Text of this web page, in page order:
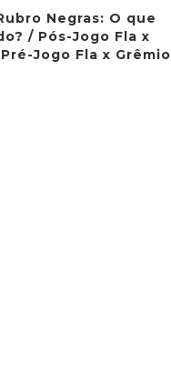
Negras: O que
/ Pós-Jogo Fla x
Jogo Fla x Grêmio